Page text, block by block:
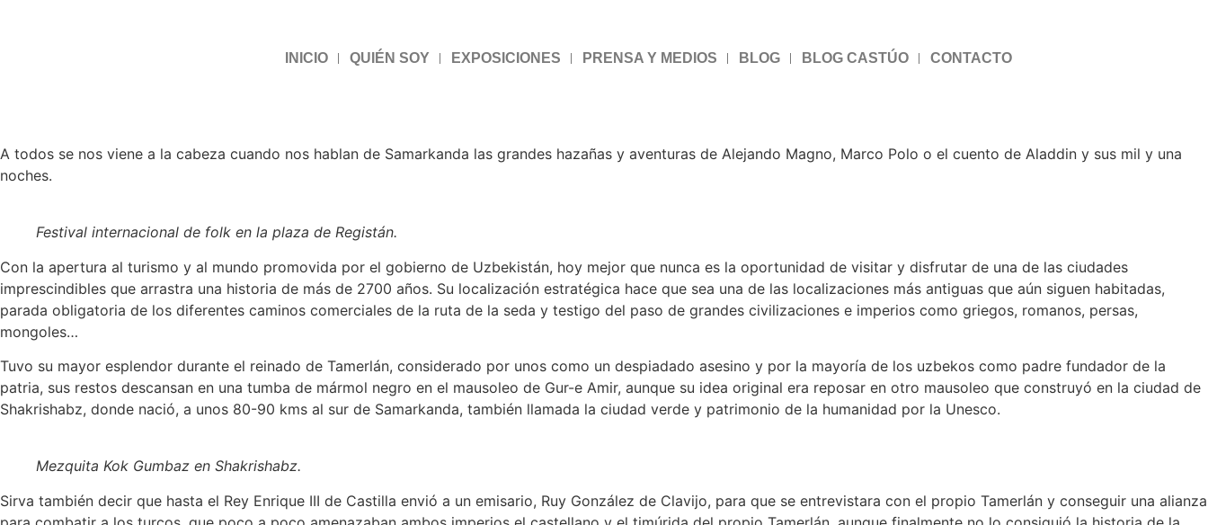
INICIO QUIÉN SOY EXPOSICIONES PRENSA Y MEDIOS BLOG BLOG CASTÚO CONTACTO
A todos se nos viene a la cabeza cuando nos hablan de Samarkanda las grandes hazañas y aventuras de Alejando Magno, Marco Polo o el cuento de Aladdin y sus mil y una
noches.
Festival internacional de folk en la plaza de Registán.
Con la apertura al turismo y al mundo promovida por el gobierno de Uzbekistán, hoy mejor que nunca es la oportunidad de visitar y disfrutar de una de las ciudades
imprescindibles que arrastra una historia de más de 2700 años. Su localización estratégica hace que sea una de las localizaciones más antiguas que aún siguen habitadas,
parada obligatoria de los diferentes caminos comerciales de la ruta de la seda y testigo del paso de grandes civilizaciones e imperios como griegos, romanos, persas,
mongoles…
Tuvo su mayor esplendor durante el reinado de Tamerlán, considerado por unos como un despiadado asesino y por la mayoría de los uzbekos como padre fundador de la
patria, sus restos descansan en una tumba de mármol negro en el mausoleo de Gur-e Amir, aunque su idea original era reposar en otro mausoleo que construyó en la ciudad de
Shakrishabz, donde nació, a unos 80-90 kms al sur de Samarkanda, también llamada la ciudad verde y patrimonio de la humanidad por la Unesco.
Mezquita Kok Gumbaz en Shakrishabz.
Sirva también decir que hasta el Rey Enrique III de Castilla envió a un emisario, Ruy González de Clavijo, para que se entrevistara con el propio Tamerlán y conseguir una alianza